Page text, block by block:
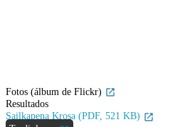
Fotos (álbum de Flickr)
Resultados
Sailkapena Krosa (PDF, 521 KB)